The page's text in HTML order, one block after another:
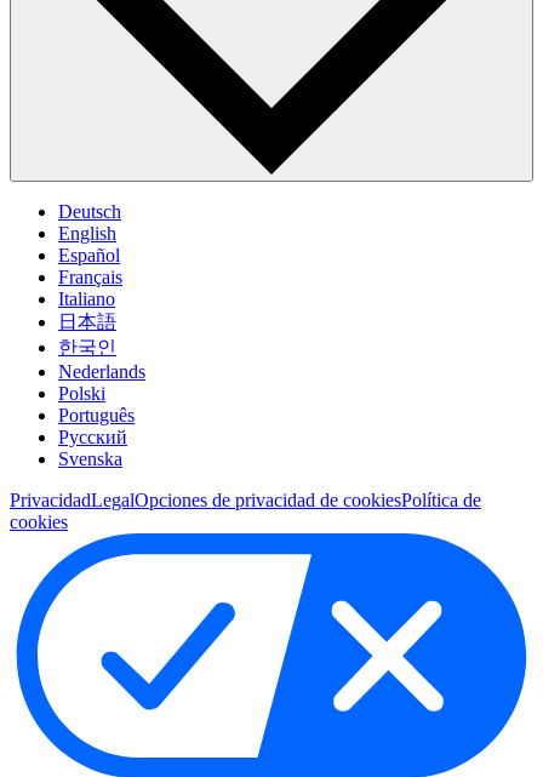
Deutsch
English
Español
Français
Italiano
日本語
한국인
Nederlands
Polski
Português
Pусский
Svenska
PrivacidadLegalOpciones de privacidad de cookiesPolítica de
cookies